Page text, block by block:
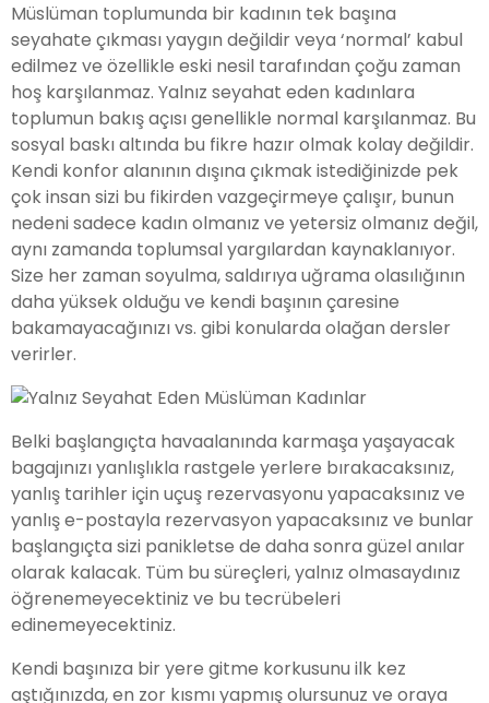
Müslüman toplumunda bir kadının tek başına
seyahate çıkması yaygın değildir veya ‘normal’ kabul
edilmez ve özellikle eski nesil tarafından çoğu zaman
hoş karşılanmaz. Yalnız seyahat eden kadınlara
toplumun bakış açısı genellikle normal karşılanmaz. Bu
sosyal baskı altında bu fikre hazır olmak kolay değildir.
Kendi konfor alanının dışına çıkmak istediğinizde pek
çok insan sizi bu fikirden vazgeçirmeye çalışır, bunun
nedeni sadece kadın olmanız ve yetersiz olmanız değil,
aynı zamanda toplumsal yargılardan kaynaklanıyor.
Size her zaman soyulma, saldırıya uğrama olasılığının
daha yüksek olduğu ve kendi başının çaresine
bakamayacağınızı vs. gibi konularda olağan dersler
verirler.
Belki başlangıçta havaalanında karmaşa yaşayacak
bagajınızı yanlışlıkla rastgele yerlere bırakacaksınız,
yanlış tarihler için uçuş rezervasyonu yapacaksınız ve
yanlış e-postayla rezervasyon yapacaksınız ve bunlar
başlangıçta sizi panikletse de daha sonra güzel anılar
olarak kalacak. Tüm bu süreçleri, yalnız olmasaydınız
öğrenemeyecektiniz ve bu tecrübeleri
edinemeyecektiniz.
Kendi başınıza bir yere gitme korkusunu ilk kez
aştığınızda, en zor kısmı yapmış olursunuz ve oraya